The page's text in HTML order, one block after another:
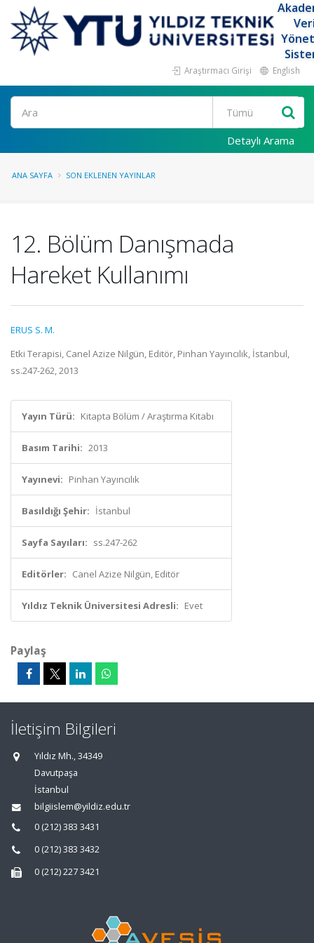
Araştırmacı Girişi English
Ara
Detaylı Arama
ANA SAYFA SON EKLENEN YAYINLAR
12. Bölüm Danışmada
Hareket Kullanımı
ERUS S. M.
Etki Terapisi, Canel Azize Nilgün, Editör, Pinhan Yayıncılık, İstanbul,
ss.247-262, 2013
Yayın Türü: Kitapta Bölüm / Araştırma Kitabı
Basım Tarihi: 2013
Yayınevi: Pinhan Yayıncılık
Basıldığı Şehir: İstanbul
Sayfa Sayıları: ss.247-262
Editörler: Canel Azize Nilgün, Editör
Yıldız Teknik Üniversitesi Adresli: Evet
Paylaş
İletişim Bilgileri
Yıldız Mh., 34349
Davutpaşa
İstanbul
bilgiislem@yildiz.edu.tr
0 (212) 383 3431
0 (212) 383 3432
0 (212) 227 3421